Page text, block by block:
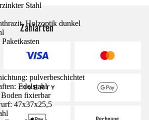
Stahl
Holzoptik dunkel
pulverbeschichtet
Edelstahl
fixierbar
47x37x25,5
Zahlarten